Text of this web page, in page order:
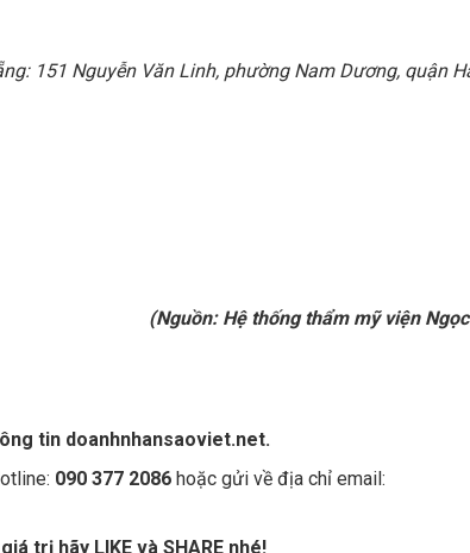
151 Nguyễn Văn Linh, phường Nam Dương, quận
(Nguồn: Hệ thống thẩm mỹ viện
tin doanhnhansaoviet.net.
090 377 2086 hoặc gửi về địa chỉ email:
trị hãy LIKE và SHARE nhé!